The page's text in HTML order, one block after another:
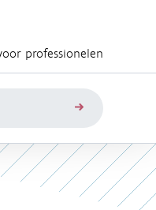
professionelen